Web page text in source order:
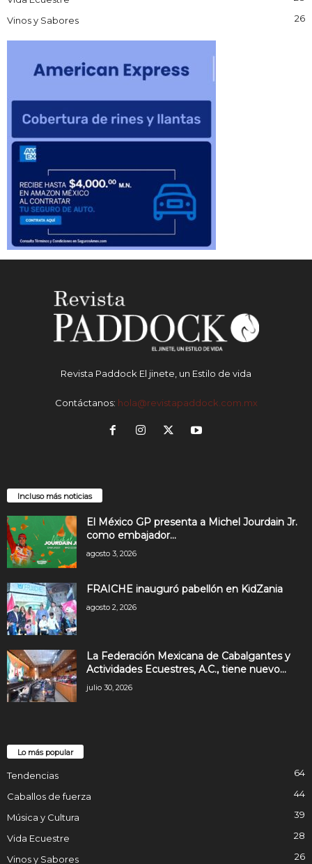
Vinos y Sabores 26
Revista Paddock El jinete, un Estilo de vida
Contáctanos: hola@revistapaddock.com.mx
Incluso más noticias
El México GP presenta a Michel Jourdain Jr.
como embajador...
agosto 3, 2026
FRAICHE inauguró pabellón en KidZania
agosto 2, 2026
La Federación Mexicana de Cabalgantes y
Actividades Ecuestres, A.C., tiene nuevo...
julio 30, 2026
Lo más popular
Tendencias 64
Caballos de fuerza 44
Música y Cultura 39
Vida Ecuestre 28
Vinos y Sabores 26